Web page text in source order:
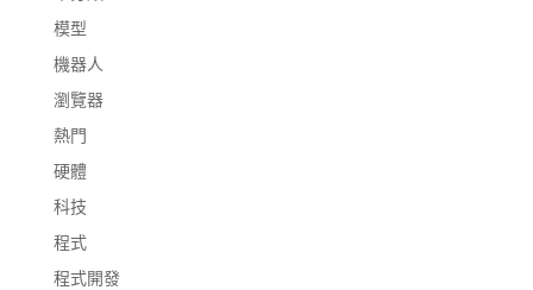
模型
機器人
瀏覽器
熱門
硬體
科技
程式
程式開發